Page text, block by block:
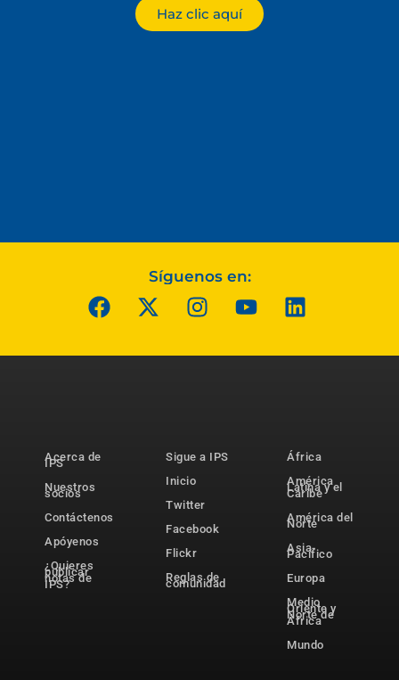
Haz clic aquí
Síguenos en:
Acerca de
IPS
Nuestros
socios
Contáctenos
Apóyenos
¿Quieres
publicar
notas de
IPS?
Sigue a IPS
Inicio
Twitter
Facebook
Flickr
Reglas de
comunidad
África
América
Latina y el
Caribe
América del
Norte
Asia-
Pacífico
Europa
Medio
Oriente y
Norte de
África
Mundo